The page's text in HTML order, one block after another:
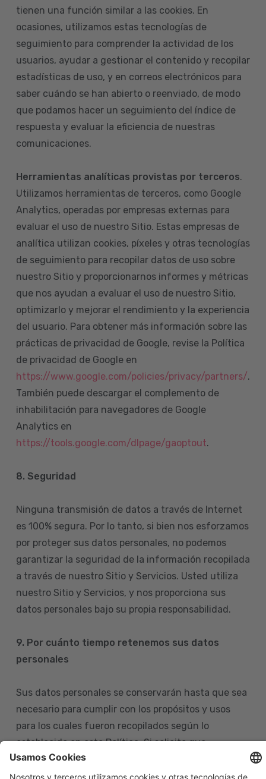
tienen una función similar a las cookies. En
ocasiones, utilizamos estas tecnologías de
seguimiento para comprender la actividad de los
usuarios, ayudar a gestionar el contenido y recopilar
estadísticas de uso, y en correos electrónicos para
saber cuándo se han abierto o reenviado, de modo
que podamos hacer un seguimiento del índice de
respuesta y evaluar la eficiencia de nuestras
comunicaciones.
Herramientas analíticas provistas por terceros.
Utilizamos herramientas de terceros, como Google
Analytics, operadas por empresas externas para
evaluar el uso de nuestro Sitio. Estas empresas de
analítica utilizan cookies, píxeles y otras tecnologías
de seguimiento para recopilar datos de uso sobre
nuestro Sitio y proporcionarnos informes y métricas
que nos ayudan a evaluar el uso de nuestro Sitio,
optimizarlo y mejorar el rendimiento y la experiencia
del usuario. Para obtener más información sobre las
prácticas de privacidad de Google, revise la Política
de privacidad de Google en
https://www.google.com/policies/privacy/partners/.
También puede descargar el complemento de
inhabilitación para navegadores de Google
Analytics en
https://tools.google.com/dlpage/gaoptout.
8. Seguridad
Ninguna transmisión de datos a través de Internet
es 100% segura. Por lo tanto, si bien nos esforzamos
por proteger sus datos personales, no podemos
garantizar la seguridad de la información recopilada
a través de nuestro Sitio y Servicios. Usted utiliza
nuestro Sitio y Servicios, y nos proporciona sus
datos personales bajo su propia responsabilidad.
9. Por cuánto tiempo retenemos sus datos
personales
Sus datos personales se conservarán hasta que sea
necesario para cumplir con los propósitos y usos
para los cuales fueron recopilados según lo
establecido en esta Política. Si solicita que
eliminemos sus datos personales de nuestras bases
de datos, tenga en cuenta que igualmente